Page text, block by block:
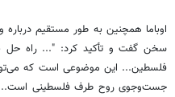
اوباما همچنین به طور مستقیم
سخن گفت و تأکید کرد: "... راه حل
فلسطین... این موضوعی است که
جست‌وجوی روح طرف فلسطینی است...